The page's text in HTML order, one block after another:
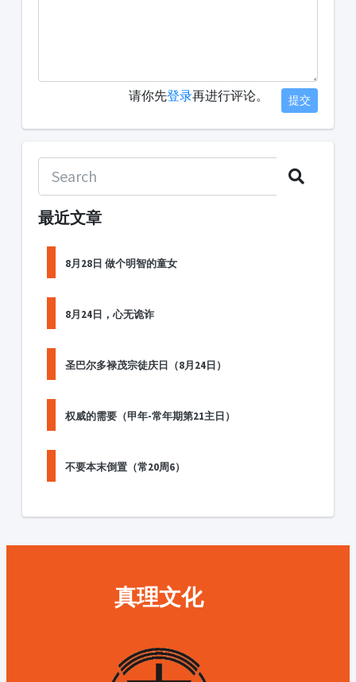
请你先登录再进行评论。 提交
最近文章
8月28日 做个明智的童女
8月24日，心无诡诈
圣巴尔多禄茂宗徒庆日（8月24日）
权威的需要（甲年-常年期第21主日）
不要本末倒置（常20周6）
真理文化